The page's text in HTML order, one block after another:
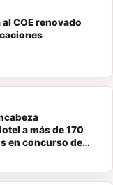
COE renovado
a más de 170
en concurso de